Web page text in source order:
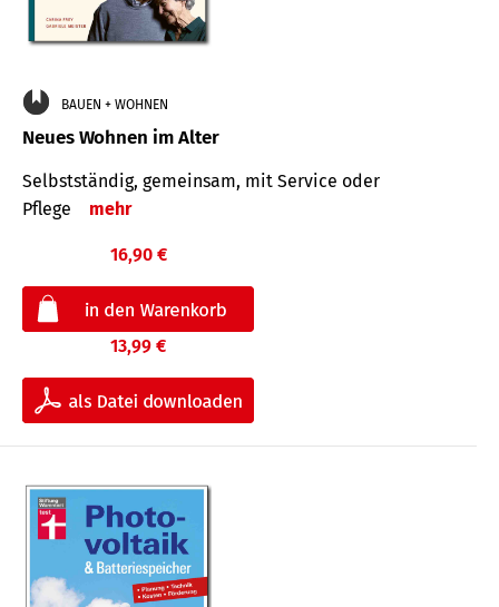
BAUEN + WOHNEN
Neues Wohnen im Alter
Selbstständig, gemeinsam, mit Service oder
Pflege
mehr
16,90 €
13,99 €